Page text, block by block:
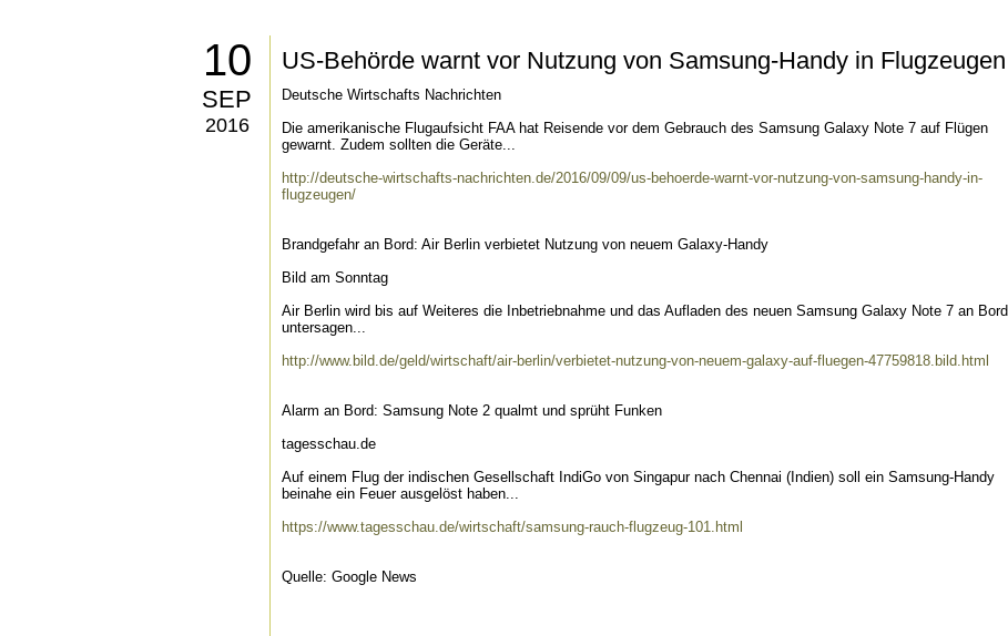
10
SEP
2016
US-Behörde warnt vor Nutzung von Samsung-Handy in Flugzeugen
Deutsche Wirtschafts Nachrichten
Die amerikanische Flugaufsicht FAA hat Reisende vor dem Gebrauch des Samsung Galaxy Note 7 auf Flügen
gewarnt. Zudem sollten die Geräte...
http://deutsche-wirtschafts-nachrichten.de/2016/09/09/us-behoerde-warnt-vor-nutzung-von-samsung-handy-in-
flugzeugen/
Brandgefahr an Bord: Air Berlin verbietet Nutzung von neuem Galaxy-Handy
Bild am Sonntag
Air Berlin wird bis auf Weiteres die Inbetriebnahme und das Aufladen des neuen Samsung Galaxy Note 7 an Bord
untersagen...
http://www.bild.de/geld/wirtschaft/air-berlin/verbietet-nutzung-von-neuem-galaxy-auf-fluegen-47759818.bild.html
Alarm an Bord: Samsung Note 2 qualmt und sprüht Funken
tagesschau.de
Auf einem Flug der indischen Gesellschaft IndiGo von Singapur nach Chennai (Indien) soll ein Samsung-Handy
beinahe ein Feuer ausgelöst haben...
https://www.tagesschau.de/wirtschaft/samsung-rauch-flugzeug-101.html
Quelle: Google News